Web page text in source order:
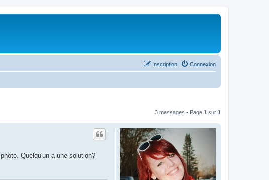
Connexion
Inscription
3 messages • Page 1 sur 1
Quelqu'un a une solution?